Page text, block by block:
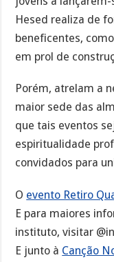
Hesed realiza de
beneficentes,
em prol de
Porém, atrelam a
maior sede das
que tais eventos
espiritualidade
convidados para
O evento Retiro
E para maiores
instituto, visitar
E junto à Canção